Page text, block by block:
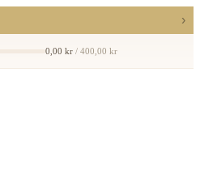
›
0,00 kr / 400,00 kr